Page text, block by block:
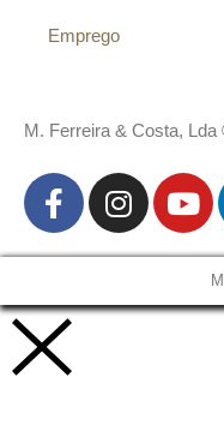
Emprego
M. Ferreira & Costa, Lda